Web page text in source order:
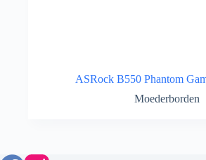
ASRock B550 Phantom
Moederborden